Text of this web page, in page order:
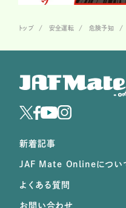
トップ 安全運転 危険予知
新着記事
JAF Mate Onlineについ
よくある質問
お問い合わせ